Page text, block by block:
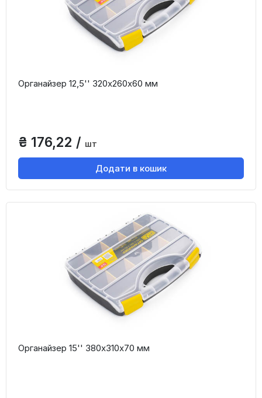
Органайзер 12,5'' 320х260х60 мм
₴ 176,22 / шт
Додати в кошик
Органайзер 15'' 380х310х70 мм